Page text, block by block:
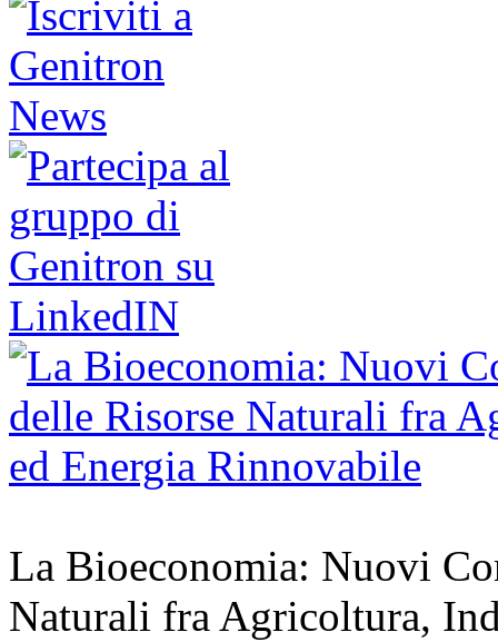
La Bioeconomia: Nuovi
Naturali fra Agricoltura,